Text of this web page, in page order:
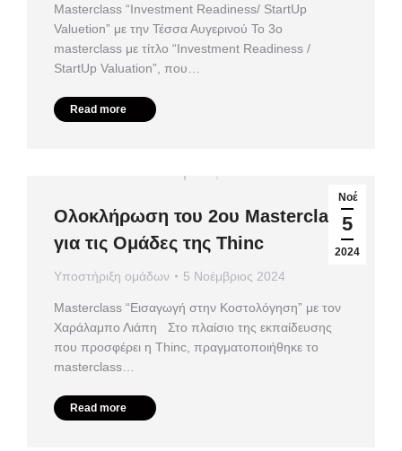
Masterclass “Investment Readiness/ StartUp
Valuetion” με την Τέσσα Αυγερινού Το 3ο
masterclass με τίτλο “Investment Readiness /
StartUp Valuation”, που…
Read more
Νοέ
5
2024
Ολοκλήρωση του 2ου Masterclass
για τις Ομάδες της Thinc
Υποστήριξη ομάδων 5 Νοέμβριος 2024
Masterclass “Εισαγωγή στην Κοστολόγηση” με τον
Χαράλαμπο Λιάπη Στο πλαίσιο της εκπαίδευσης
που προσφέρει η Thinc, πραγματοποιήθηκε το
masterclass…
Read more